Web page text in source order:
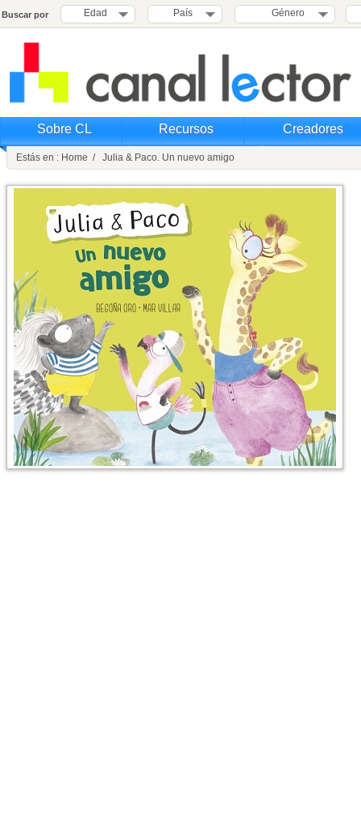
Buscar por Edad País Género
Sobre CL Recursos Creadores
Estás en : Home / Julia & Paco. Un nuevo amigo